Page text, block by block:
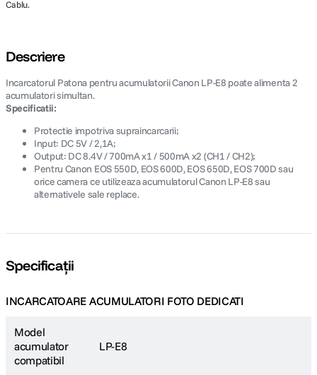
Cablu.
Descriere
Incarcatorul Patona pentru acumulatorii Canon LP-E8 poate alimenta 2
acumulatori simultan.
Specificatii:
Protectie impotriva supraincarcarii;
Input: DC 5V / 2,1A;
Output: DC 8.4V / 700mA x1 / 500mA x2 (CH1 / CH2);
Pentru Canon EOS 550D, EOS 600D, EOS 650D, EOS 700D sau
orice camera ce utilizeaza acumulatorul Canon LP-E8 sau
alternativele sale replace.
Specificații
INCARCATOARE ACUMULATORI FOTO DEDICATI
Model
acumulator
compatibil
LP-E8